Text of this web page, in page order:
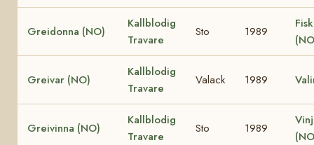
Greidonna (NO)
Kallblodig
Travare
Sto 1989
Greivar (NO)
Kallblodig
Travare
Valack 1989
Greivinna (NO)
Kallblodig
Travare
Sto 1989